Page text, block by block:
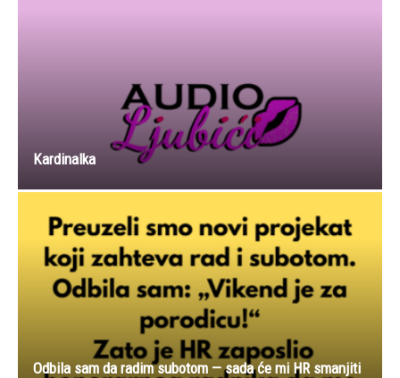
Kardinalka
Odbila sam da radim subotom — sada će mi HR smanjiti